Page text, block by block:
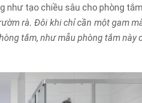
như tạo chiều sâu cho phòng
rà. Đôi khi chỉ cần một gam
tắm, như mẫu phòng tắm này